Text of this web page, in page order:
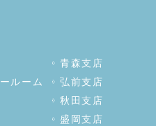
ルーム
青森支店
弘前支店
秋田支店
盛岡支店